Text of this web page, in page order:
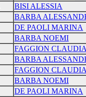
BISI ALESSIA
BARBA
DE PAOLI MARINA
BARBA NOEMI
FAGGION
BARBA
FAGGION
BARBA NOEMI
DE PAOLI MARINA